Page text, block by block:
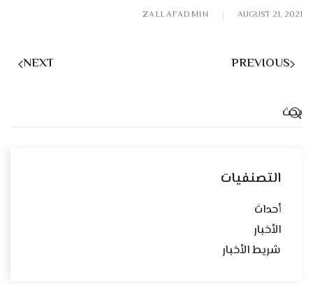
AUGUST 21, 2021
ZALLAFADMIN
PREVIOUS
NEXT
التصنفيات
أحداث
الأخبار
شريط الأخبار